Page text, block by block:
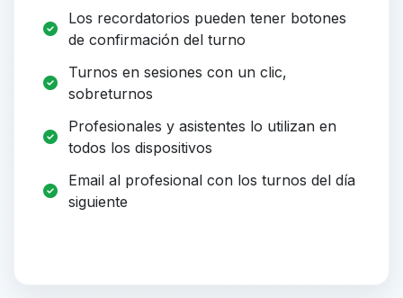
Los recordatorios pueden tener botones
de confirmación del turno
Turnos en sesiones con un clic,
sobreturnos
Profesionales y asistentes lo utilizan en
todos los dispositivos
Email al profesional con los turnos del día
siguiente